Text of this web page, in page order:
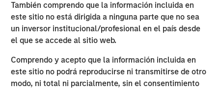
También comprendo que la información incluida en
este sitio no está dirigida a ninguna parte que no sea
un inversor institucional/profesional en el país desde
el que se accede al sitio web.
Comprendo y acepto que la información incluida en
este sitio no podrá reproducirse ni transmitirse de otro
modo, ni total ni parcialmente, sin el consentimiento
disciplined process that seeks out superior and
repeatable results.
MSIM Spokesperson